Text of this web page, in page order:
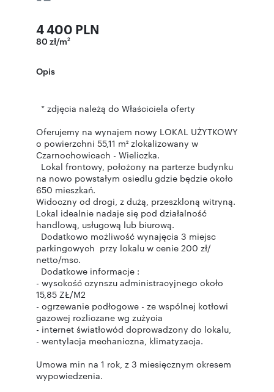
4 400 PLN
80 zł/m2
Opis
* zdjęcia należą do Właściciela oferty
Oferujemy na wynajem nowy LOKAL UŻYTKOWY
o powierzchni 55,11 m² zlokalizowany w
Czarnochowicach - Wieliczka.
Lokal frontowy, położony na parterze budynku
na nowo powstałym osiedlu gdzie będzie około
650 mieszkań.
Widoczny od drogi, z dużą, przeszkloną witryną.
Lokal idealnie nadaje się pod działalność
handlową, usługową lub biurową.
Dodatkowo możliwość wynajęcia 3 miejsc
parkingowych przy lokalu w cenie 200 zł/
netto/msc.
Dodatkowe informacje :
- wysokość czynszu administracyjnego około
15,85 ZŁ/M2
- ogrzewanie podłogowe - ze wspólnej kotłowi
gazowej rozliczane wg zużycia
- internet światłowód doprowadzony do lokalu,
- wentylacja mechaniczna, klimatyzacja.
Umowa min na 1 rok, z 3 miesięcznym okresem
wypowiedzenia.